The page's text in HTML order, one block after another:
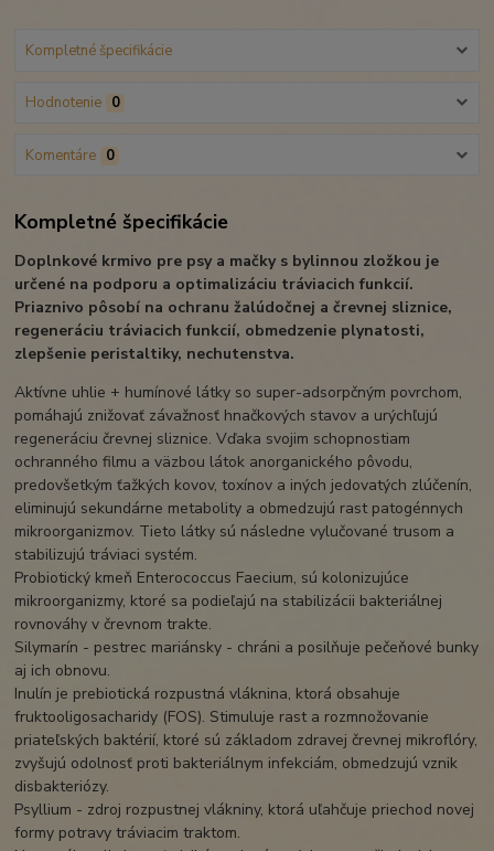
Kompletné špecifikácie
Hodnotenie 0
Komentáre 0
Kompletné špecifikácie
Doplnkové krmivo pre psy a mačky s bylinnou zložkou je
určené na podporu a optimalizáciu tráviacich funkcií.
Priaznivo pôsobí na ochranu žalúdočnej a črevnej sliznice,
regeneráciu tráviacich funkcií, obmedzenie plynatosti,
zlepšenie peristaltiky, nechutenstva.
Aktívne uhlie + humínové látky so super-adsorpčným povrchom,
pomáhajú znižovať závažnosť hnačkových stavov a urýchľujú
regeneráciu črevnej sliznice. Vďaka svojim schopnostiam
ochranného filmu a väzbou látok anorganického pôvodu,
predovšetkým ťažkých kovov, toxínov a iných jedovatých zlúčenín,
eliminujú sekundárne metabolity a obmedzujú rast patogénnych
mikroorganizmov. Tieto látky sú následne vylučované trusom a
stabilizujú tráviaci systém.
Probiotický kmeň Enterococcus Faecium, sú kolonizujúce
mikroorganizmy, ktoré sa podieľajú na stabilizácii bakteriálnej
rovnováhy v črevnom trakte.
Silymarín - pestrec mariánsky - chráni a posilňuje pečeňové bunky
aj ich obnovu.
Inulín je prebiotická rozpustná vláknina, ktorá obsahuje
fruktooligosacharidy (FOS). Stimuluje rast a rozmnožovanie
priateľských baktérií, ktoré sú základom zdravej črevnej mikroflóry,
zvyšujú odolnosť proti bakteriálnym infekciám, obmedzujú vznik
disbakteriózy.
Psyllium - zdroj rozpustnej vlákniny, ktorá uľahčuje priechod novej
formy potravy tráviacim traktom.